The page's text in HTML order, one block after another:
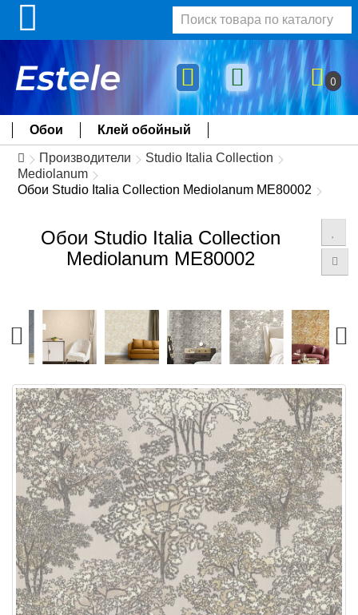
0
Обои Клей обойный
Производители
Studio Italia Collection
Mediolanum
Обои Studio Italia Collection Mediolanum ME80002
Обои Studio Italia Collection
Mediolanum ME80002